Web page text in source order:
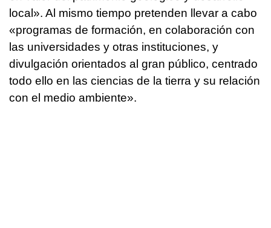
local». Al mismo tiempo pretenden llevar a cabo
«programas de formación, en colaboración con
las universidades y otras instituciones, y
divulgación orientados al gran público, centrado
todo ello en las ciencias de la tierra y su relación
con el medio ambiente».